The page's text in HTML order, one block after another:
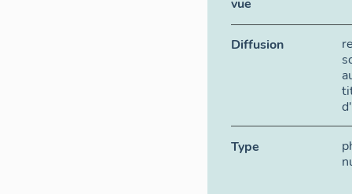
vue
Diffusion
Type